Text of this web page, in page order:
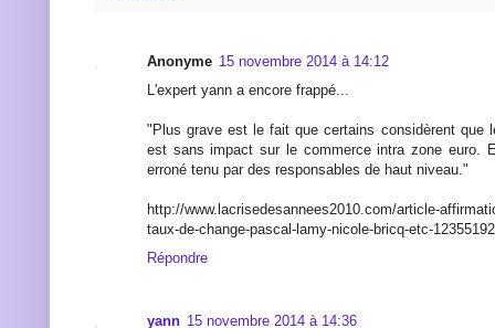
Anonyme 15 novembre 2014 à 14:12
L'expert yann a encore frappé...
"Plus grave est le fait que certains considèrent que
est sans impact sur le commerce intra zone euro.
erroné tenu par des responsables de haut niveau."
http://www.lacrisedesannees2010.com/article-
taux-de-change-pascal-lamy-nicole-bricq-etc-
Répondre
yann 15 novembre 2014 à 14:36